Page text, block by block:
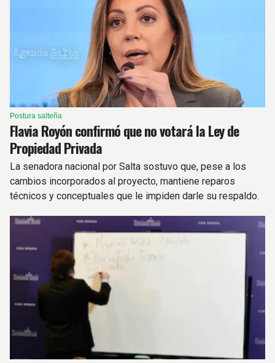
Postura salteña
Flavia Royón confirmó que no votará la Ley de
Propiedad Privada
La senadora nacional por Salta sostuvo que, pese a los
cambios incorporados al proyecto, mantiene reparos
técnicos y conceptuales que le impiden darle su respaldo.